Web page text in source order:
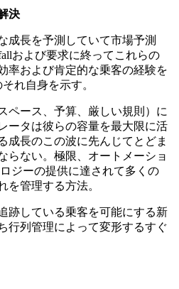
決
成長を予測していて市場予測
および要求に終ってこれらの
率および肯定的な乗客の経験を
れ自身を示す。
ペース、予算、厳しい規則）に
ータは彼らの容量を最大限に活
成長のこの波に先んじてとどま
らない。極限、オートメーショ
ジーの提供に達されて多くの
を管理する方法。
跡している乗客を可能にする新
行列管理によって変形するすぐ